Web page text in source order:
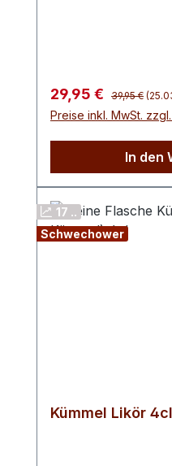
hervorbringt. Die
Wildpflaumen sind
Likörs und werden
Nuancen sehr
Verkaufspreis:
29,95 € Regulärer
39,95 €
Preise inkl. MwSt.
In den
17 ..
Schwechower
Kümmel Likör